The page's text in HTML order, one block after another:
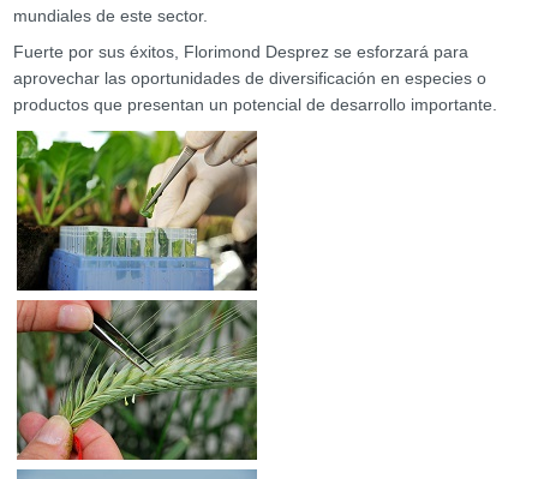
mundiales de este sector.
Fuerte por sus éxitos, Florimond Desprez se esforzará para
aprovechar las oportunidades de diversificación en especies o
productos que presentan un potencial de desarrollo importante.